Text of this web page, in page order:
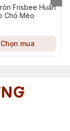
Frisbee Huấn
Chó Mèo
Chọn mua